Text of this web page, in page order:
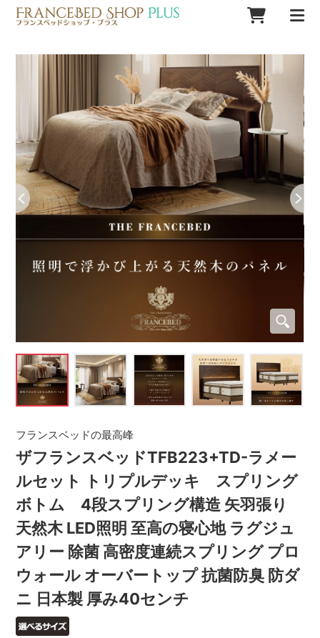
ザフランスベッドTFB223+TD-ラメー
ルセット トリプルデッキ スプリング
ボトム 4段スプリング構造 矢羽張り
天然木 LED照明 至高の寝心地 ラグジュ
アリー 除菌 高密度連続スプリング プロ
ウォール オーバートップ 抗菌防臭 防ダ
ニ 日本製 厚み40センチ
フランスベッドの最高峰